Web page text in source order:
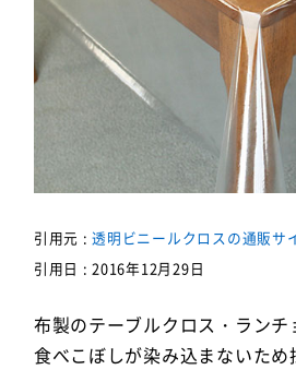
引用元 :透明ビニールクロスの通販サ
引用日 : 2016年12月29日
布製のテーブルクロス・ランチ
食べこぼしが染み込まないた